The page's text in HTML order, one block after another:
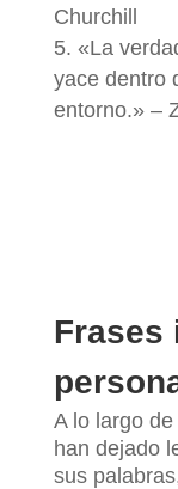
Churchill
«La
yace dentro
entorno.» –
Frases
A lo largo
han dejado
sus